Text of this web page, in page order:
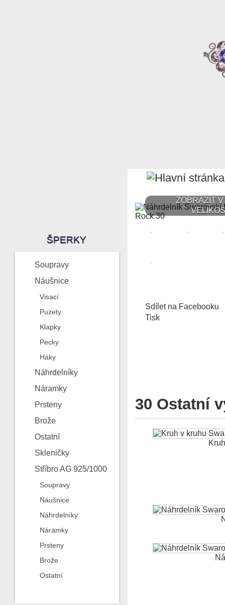
ŠPERKY
Soupravy
Náušnice
Visací
Puzety
Klapky
Pecky
Háky
Náhrdelníky
Náramky
Prsteny
Brože
Ostatní
Skleničky
Stříbro AG 925/1000
Soupravy
Náušnice
Náhrdelníky
Náramky
Prsteny
Brože
Ostatní
ZOBRAZIT
Sdílet na Facebooku
Tisk
30 Ostatní